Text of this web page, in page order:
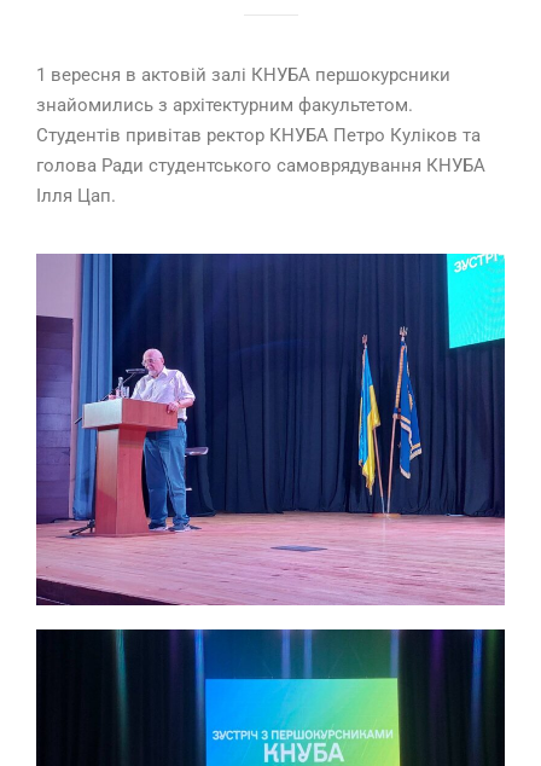
1 вересня в актовій залі КНУБА першокурсники
знайомились з архітектурним факультетом.
Студентів привітав ректор КНУБА Петро Куліков та
голова Ради студентського самоврядування КНУБА
Ілля Цап.